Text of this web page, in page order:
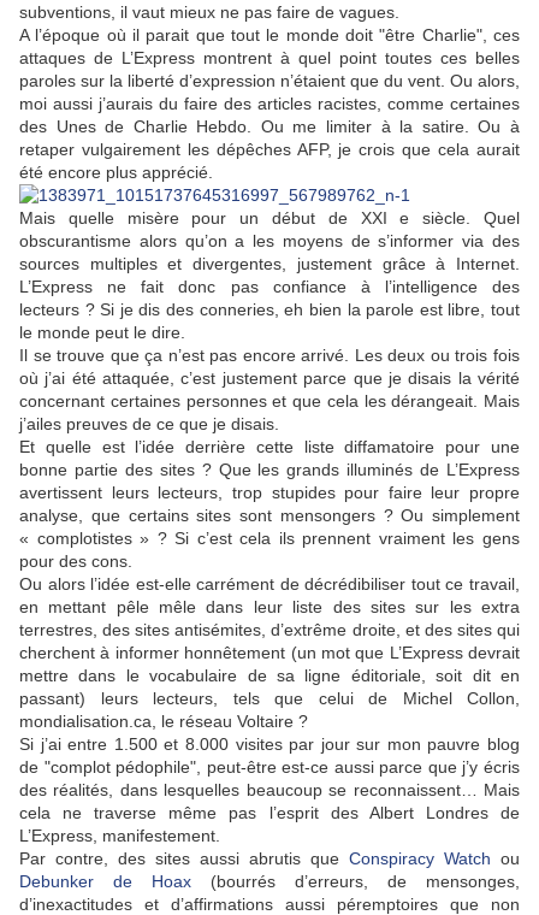
subventions, il vaut mieux ne pas faire de vagues.
A l’époque où il parait que tout le monde doit "être Charlie", ces
attaques de L’Express montrent à quel point toutes ces belles
paroles sur la liberté d’expression n’étaient que du vent. Ou alors,
moi aussi j’aurais du faire des articles racistes, comme certaines
des Unes de Charlie Hebdo. Ou me limiter à la satire. Ou à
retaper vulgairement les dépêches AFP, je crois que cela aurait
été encore plus apprécié.
Mais quelle misère pour un début de XXI e siècle. Quel
obscurantisme alors qu’on a les moyens de s’informer via des
sources multiples et divergentes, justement grâce à Internet.
L’Express ne fait donc pas confiance à l’intelligence des
lecteurs ? Si je dis des conneries, eh bien la parole est libre, tout
le monde peut le dire.
Il se trouve que ça n’est pas encore arrivé. Les deux ou trois fois
où j’ai été attaquée, c’est justement parce que je disais la vérité
concernant certaines personnes et que cela les dérangeait. Mais
j’ailes preuves de ce que je disais.
Et quelle est l’idée derrière cette liste diffamatoire pour une
bonne partie des sites ? Que les grands illuminés de L’Express
avertissent leurs lecteurs, trop stupides pour faire leur propre
analyse, que certains sites sont mensongers ? Ou simplement
« complotistes » ? Si c’est cela ils prennent vraiment les gens
pour des cons.
Ou alors l’idée est-elle carrément de décrédibiliser tout ce travail,
en mettant pêle mêle dans leur liste des sites sur les extra
terrestres, des sites antisémites, d’extrême droite, et des sites qui
cherchent à informer honnêtement (un mot que L’Express devrait
mettre dans le vocabulaire de sa ligne éditoriale, soit dit en
passant) leurs lecteurs, tels que celui de Michel Collon,
mondialisation.ca, le réseau Voltaire ?
Si j’ai entre 1.500 et 8.000 visites par jour sur mon pauvre blog
de "complot pédophile", peut-être est-ce aussi parce que j’y écris
des réalités, dans lesquelles beaucoup se reconnaissent… Mais
cela ne traverse même pas l’esprit des Albert Londres de
L’Express, manifestement.
Par contre, des sites aussi abrutis que Conspiracy Watch ou
Debunker de Hoax (bourrés d’erreurs, de mensonges,
d’inexactitudes et d’affirmations aussi péremptoires que non